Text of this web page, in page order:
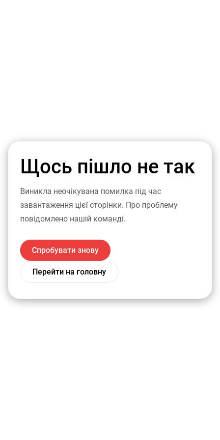
Щось пішло не так
Виникла неочікувана помилка під час
завантаження цієї сторінки. Про проблему
повідомлено нашій команді.
Спробувати знову
Перейти на головну